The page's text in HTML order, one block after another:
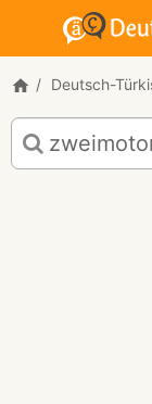
Deutsch-
Deutsch-
Türkisch